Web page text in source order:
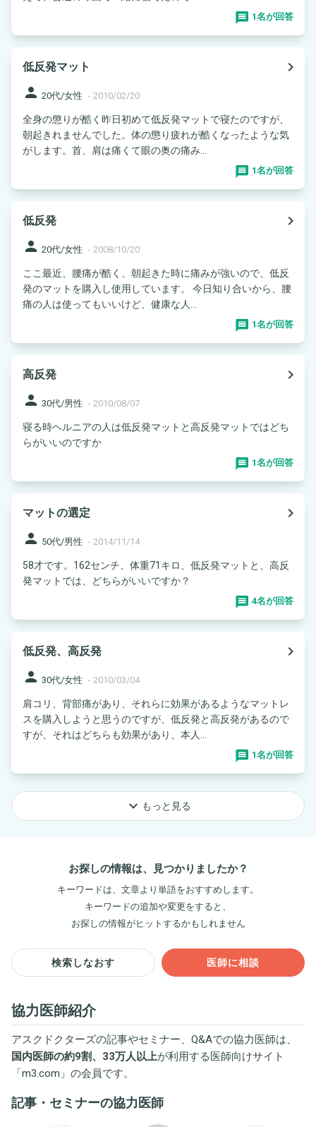
1名が回答
低反発マット
navigate_next
person 20代/女性 - 2010/02/20
全身の懲りが酷く昨日初めて低反発マットで寝たのですが、
朝起きれませんでした。体の懲り疲れが酷くなったような気
がします。首、肩は痛くて眼の奥の痛み...
1名が回答
低反発
navigate_next
person 20代/女性 - 2008/10/20
ここ最近、腰痛が酷く、朝起きた時に痛みが強いので、低反
発のマットを購入し使用しています。 今日知り合いから、腰
痛の人は使ってもいいけど、健康な人...
1名が回答
高反発
navigate_next
person 30代/男性 - 2010/08/07
寝る時ヘルニアの人は低反発マットと高反発マットではどち
らがいいのですか
1名が回答
マットの選定
navigate_next
person 50代/男性 - 2014/11/14
58才です。162センチ、体重71キロ、低反発マットと、高反
発マットでは、どちらがいいですか？
4名が回答
低反発、高反発
navigate_next
person 30代/女性 - 2010/03/04
肩コリ、背部痛があり、それらに効果があるようなマットレ
スを購入しようと思うのですが、低反発と高反発があるので
すが、それはどちらも効果があり、本人...
1名が回答
keyboard_arrow_down もっと見る
お探しの情報は、見つかりましたか？
キーワードは、文章より単語をおすすめします。
キーワードの追加や変更をすると、
お探しの情報がヒットするかもしれません
検索しなおす 医師に相談
協力医師紹介
アスクドクターズの記事やセミナー、Q&Aでの協力医師は、
国内医師の約9割、33万人以上が利用する医師向けサイト
「m3.com 」の会員です。
記事・セミナーの協力医師